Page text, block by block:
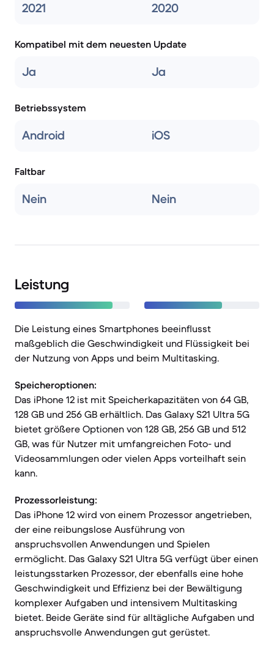
2021 2020
Kompatibel mit dem neuesten Update
Ja Ja
Betriebssystem
Android iOS
Faltbar
Nein Nein
Leistung
Die Leistung eines Smartphones beeinflusst
maßgeblich die Geschwindigkeit und Flüssigkeit bei
der Nutzung von Apps und beim Multitasking.
Speicheroptionen:
Das iPhone 12 ist mit Speicherkapazitäten von 64 GB,
128 GB und 256 GB erhältlich. Das Galaxy S21 Ultra 5G
bietet größere Optionen von 128 GB, 256 GB und 512
GB, was für Nutzer mit umfangreichen Foto- und
Videosammlungen oder vielen Apps vorteilhaft sein
kann.
Prozessorleistung:
Das iPhone 12 wird von einem Prozessor angetrieben,
der eine reibungslose Ausführung von
anspruchsvollen Anwendungen und Spielen
ermöglicht. Das Galaxy S21 Ultra 5G verfügt über einen
leistungsstarken Prozessor, der ebenfalls eine hohe
Geschwindigkeit und Effizienz bei der Bewältigung
komplexer Aufgaben und intensivem Multitasking
bietet. Beide Geräte sind für alltägliche Aufgaben und
anspruchsvolle Anwendungen gut gerüstet.